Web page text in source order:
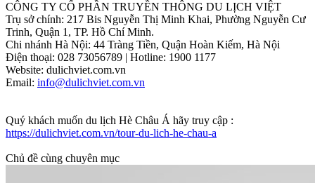
CÔNG TY CỔ PHẦN TRUYỀN THÔNG DU LỊCH VIỆT
Trụ sở chính: 217 Bis Nguyễn Thị Minh Khai, Phường Nguyễn Cư
Trinh, Quận 1, TP. Hồ Chí Minh.
Chi nhánh Hà Nội: 44 Tràng Tiền, Quận Hoàn Kiếm, Hà Nội
Điện thoại: 028 73056789 | Hotline: 1900 1177
Website: dulichviet.com.vn
Email: info@dulichviet.com.vn
Quý khách muốn du lịch Hè Châu Á hãy truy cập :
https://dulichviet.com.vn/tour-du-lich-he-chau-a
Chủ đề cùng chuyên mục